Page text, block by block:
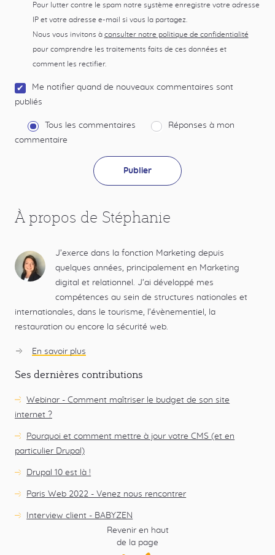
Pour lutter contre le spam notre système enregistre votre adresse
IP et votre adresse e-mail si vous la partagez.
Nous vous invitons à consulter notre politique de confidentialité
pour comprendre les traitements faits de ces données et
comment les rectifier.
Me notifier quand de nouveaux commentaires sont
publiés
Tous les commentaires
Réponses à mon
commentaire
À propos de Stéphanie
J’exerce dans la fonction Marketing depuis
quelques années, principalement en Marketing
digital et relationnel. J’ai développé mes
compétences au sein de structures nationales et
internationales, dans le tourisme, l’évènementiel, la
restauration ou encore la sécurité web.
En savoir plus
Bergerot
Ses dernières contributions
Webinar - Comment maîtriser le budget de son site
internet ?
Pourquoi et comment mettre à jour votre CMS (et en
particulier Drupal)
Drupal 10 est là !
Paris Web 2022 - Venez nous rencontrer
Interview client - BABYZEN
Revenir en haut
de la page